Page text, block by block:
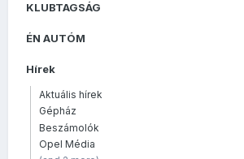
KLUBTAGSÁG
ÉN AUTÓM
Hírek
Aktuális hírek
Gépház
Beszámolók
Opel Média